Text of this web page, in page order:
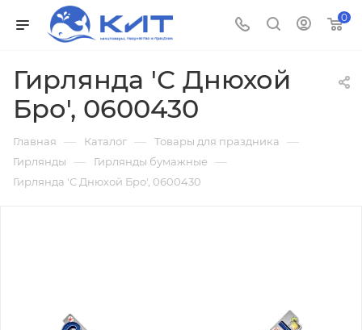
0
Гирлянда 'С Днюхой
Бро', 0600430
Главная — Каталог — Товары для праздника —
Гирлянды — Гирлянды бумажные —
Гирлянда 'С Днюхой Бро', 0600430